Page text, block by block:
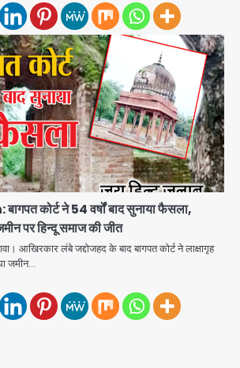
कोर्ट ने 54 वर्षों बाद सुनाया फैसला,
पर हिन्दू समाज की जीत
आखिरकार लंबे जद्दोजहद के बाद बागपत कोर्ट ने लाक्षागृह
जमीन…
JP Greens Cosmos Society:
सुविधाओं के लिए संघर्ष कर रहे निवासी, गिरता
प्लास्टर और कमजोर सुरक्षा बनी बड़ी चुनौती
Avinash Kumar
Greater Noida: बाइक सवार को बचाते
समय निर्माणाधीन नाले में गिरी कार, ड्राइवर
बाल-बाल बचा
Avinash Kumar
Noida Cyber Crime: PM मोदी-
सीतारमण के AI डीपफेक वीडियो से नोएडा में
बुजुर्ग से 70 लाख की ठगी
jai hind janab
deal: अमेजन फाउंडर और एडुआर्डो सावेरिन
का निवेश
Avinash Kumar